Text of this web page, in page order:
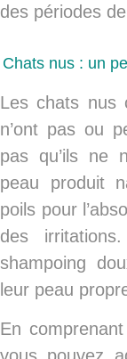
des périodes
Chats nus : un
Les chats nus
n’ont pas ou
pas qu’ils ne
peau produit
poils pour
des
shampoing
leur peau
En